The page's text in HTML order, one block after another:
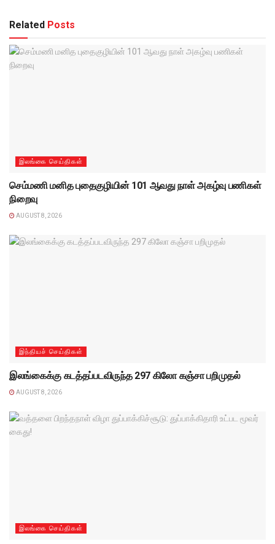
Related Posts
இலங்கை செய்திகள்
செம்மணி மனித புதைகுழியின் 101 ஆவது நாள் அகழ்வு பணிகள்
நிறைவு
AUGUST 8, 2026
இந்தியச் செய்திகள்
இலங்கைக்கு கடத்தப்படவிருந்த 297 கிலோ கஞ்சா பறிமுதல்
AUGUST 8, 2026
இலங்கை செய்திகள்